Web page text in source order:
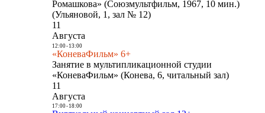
Ромашкова» (Союзмультфильм, 1967, 10 мин.)
(Ульяновой, 1, зал № 12)
11
Августа
12:00- 13:00
«КоневаФильм» 6+
Занятие в мультипликационной студии
«КоневаФильм» (Конева, 6, читальный зал)
11
Августа
17:00- 18:00